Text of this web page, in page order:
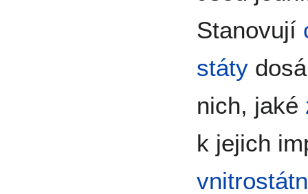
Stanovují
státy
nich, jaké
k jejich